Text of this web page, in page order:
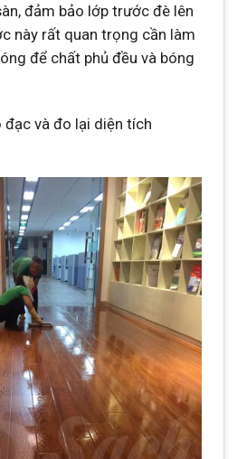
đảm bảo lớp trước đè lên
này rất quan trọng cần làm
để chất phủ đều và bóng
đạc và đo lại diện tích